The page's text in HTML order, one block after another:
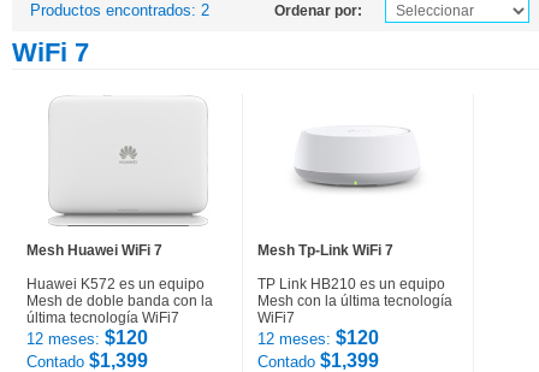
Productos encontrados: 2 Ordenar por:
WiFi 7
Mesh Huawei WiFi 7
Huawei K572 es un equipo
Mesh de doble banda con la
última tecnología WiFi7
12 meses: $120
Contado $1,399
Mesh Tp-Link WiFi 7
TP Link HB210 es un equipo
Mesh con la última tecnología
WiFi7
12 meses: $120
Contado $1,399